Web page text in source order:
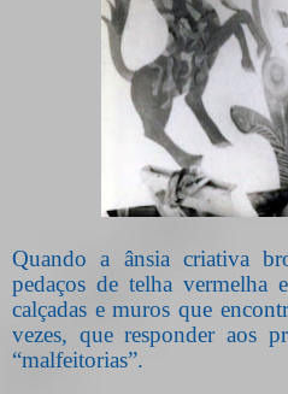
Quando a ânsia criativa
pedaços de telha vermelha
calçadas e muros que
vezes, que responder aos
“malfeitorias”.